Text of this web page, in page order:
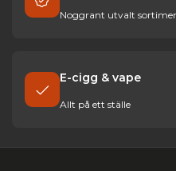
Noggrant utvalt
E-cigg & vape
Allt på ett ställe